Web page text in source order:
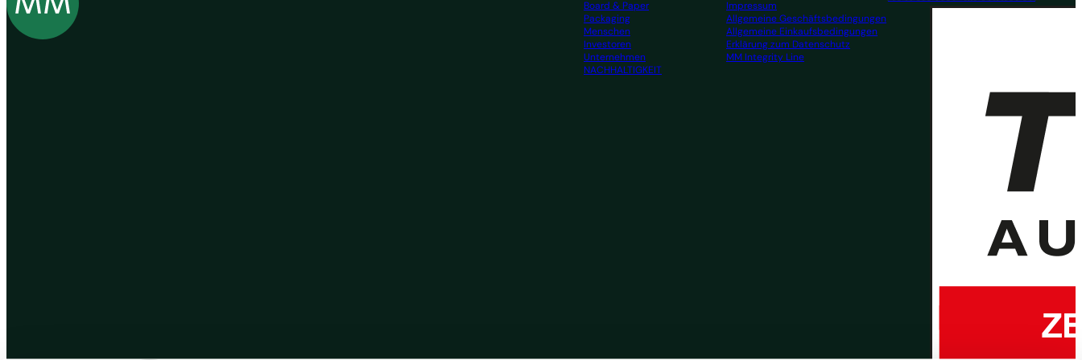
Board & Paper
Packaging
Menschen
Investoren
Unternehmen
NACHHALTIGKEIT
Impressum
Allgemeine Geschäftsbedingungen
Allgemeine Einkaufsbedingungen
Erklärung zum Datenschutz
MM Integrity Line